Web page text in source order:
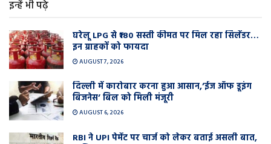
इन्हें भी पढ़े
घरेलू LPG से ₹180 सस्ती कीमत पर मिल रहा सिलेंडर…
इन ग्राहकों को फायदा
AUGUST 7, 2026
दिल्ली में कारोबार करना हुआ आसान,’ईज ऑफ डूइंग
बिजनेस’ बिल को मिली मंजूरी
AUGUST 6, 2026
RBI ने UPI पेमेंट पर चार्ज को लेकर बताई असली बात,